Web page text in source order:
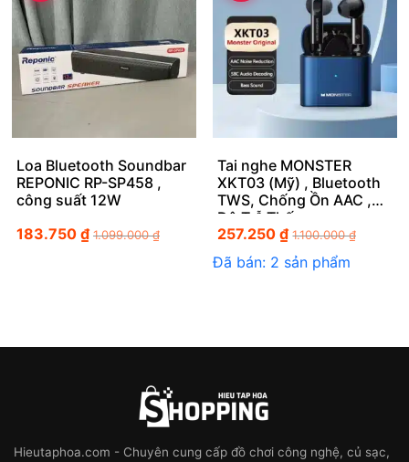
Loa Bluetooth Soundbar
REPONIC RP-SP458 ,
công suất 12W
183.750 ₫ 1.099.000₫
Tai nghe MONSTER
XKT03 (Mỹ) , Bluetooth
TWS, Chống Ồn AAC ,
Độ Trễ Thấp
257.250₫ 1.100.000₫
Đã bán: 2 sản phẩm
Hieutaphoa.com - Chuyên cung cấp đồ chơi công nghệ, củ sạc,